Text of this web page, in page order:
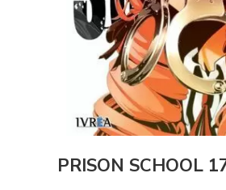
PRISON SCHOOL